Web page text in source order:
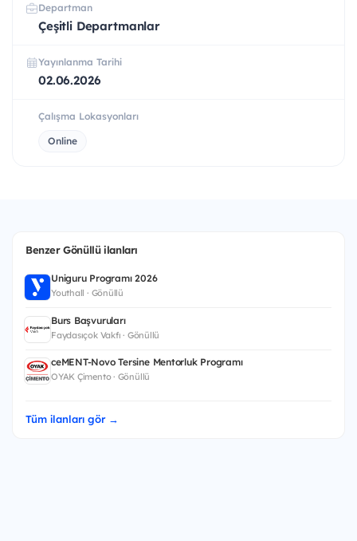
Departman
Çeşitli Departmanlar
Yayınlanma Tarihi
02.06.2026
Çalışma Lokasyonları
Online
Benzer Gönüllü ilanları
Uniguru Programı 2026
Youthall · Gönüllü
Burs Başvuruları
Faydasıçok Vakfı · Gönüllü
ceMENT-Novo Tersine Mentorluk Programı
OYAK Çimento · Gönüllü
Tüm ilanları gör →